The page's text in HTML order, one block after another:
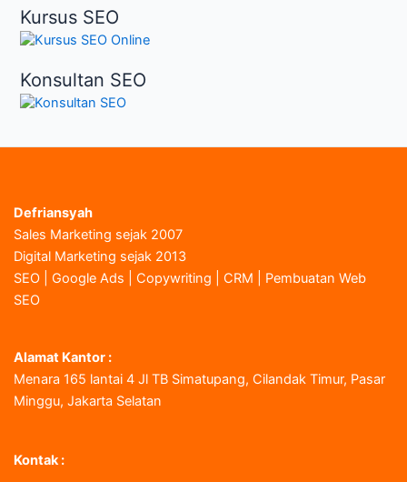
Kursus SEO
Konsultan SEO
Defriansyah
Sales Marketing sejak 2007
Digital Marketing sejak 2013
SEO | Google Ads | Copywriting | CRM | Pembuatan Web
SEO
Alamat Kantor :
Menara 165 lantai 4 Jl TB Simatupang, Cilandak Timur, Pasar
Minggu, Jakarta Selatan
Kontak :